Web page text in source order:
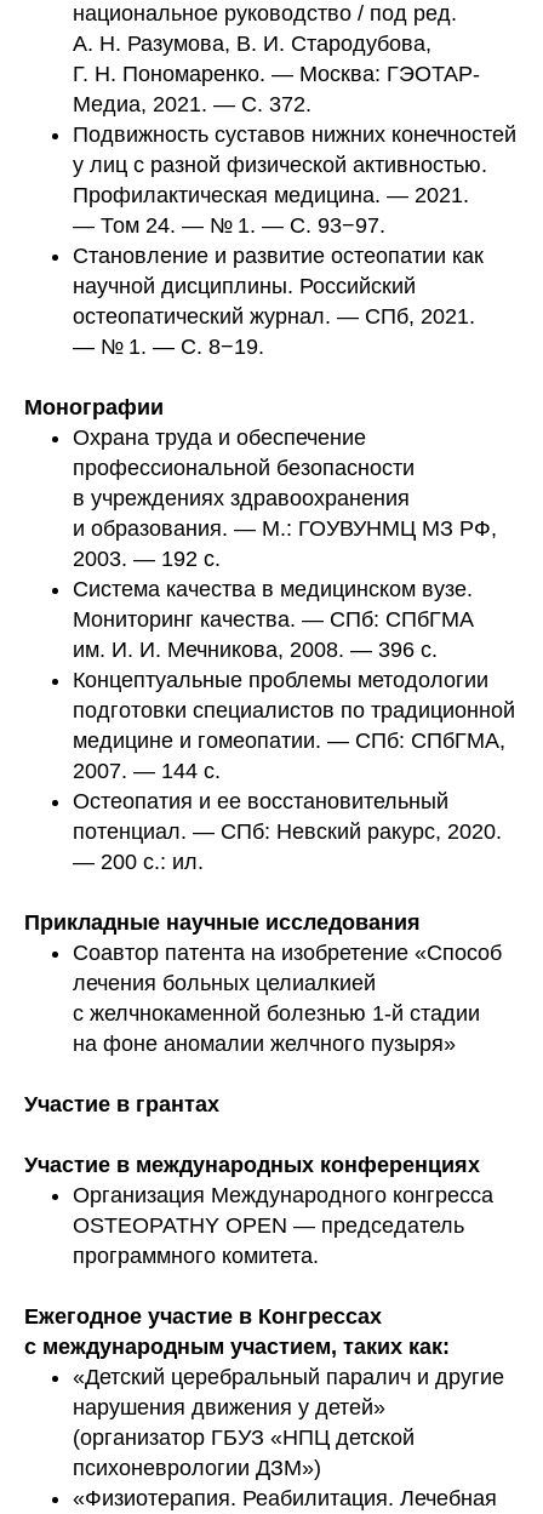
национальное руководство / под ред.
А. Н. Разумова, В. И. Стародубова,
Г. Н. Пономаренко. — Москва: ГЭОТАР-
Медиа, 2021. — С. 372.
Подвижность суставов нижних конечностей
у лиц с разной физической активностью.
Профилактическая медицина. — 2021.
— Том 24. — № 1. — С. 93−97.
Становление и развитие остеопатии как
научной дисциплины. Российский
остеопатический журнал. — СПб, 2021.
— № 1. — С. 8−19.
Монографии
Охрана труда и обеспечение
профессиональной безопасности
в учреждениях здравоохранения
и образования. — М.: ГОУВУНМЦ МЗ РФ,
2003. — 192 с.
Система качества в медицинском вузе.
Мониторинг качества. — СПб: СПбГМА
им. И. И. Мечникова, 2008. — 396 с.
Концептуальные проблемы методологии
подготовки специалистов по традиционной
медицине и гомеопатии. — СПб: СПбГМА,
2007. — 144 с.
Остеопатия и ее восстановительный
потенциал. — СПб: Невский ракурс, 2020.
— 200 с.: ил.
Прикладные научные исследования
Соавтор патента на изобретение «Способ
лечения больных целиалкией
с желчнокаменной болезнью 1-й стадии
на фоне аномалии желчного пузыря»
Участие в грантах
Участие в международных конференциях
Организация Международного конгресса
OSTEOPATHY OPEN — председатель
программного комитета.
Ежегодное участие в Конгрессах
с международным участием, таких как:
«Детский церебральный паралич и другие
нарушения движения у детей»
(организатор ГБУЗ «НПЦ детской
психоневрологии ДЗМ»)
«Физиотерапия. Реабилитация. Лечебная